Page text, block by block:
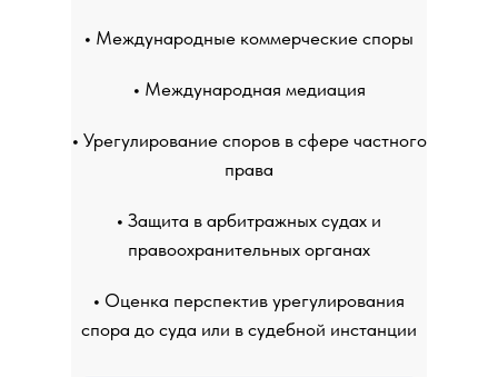
• Оценка перспектив урегулирования
спора до суда или в судебной инстанции
• Защита в арбитражных судах и
правоохранительных органах
• Урегулирование споров в сфере частного
права
• Международная медиация
• Международные коммерческие споры